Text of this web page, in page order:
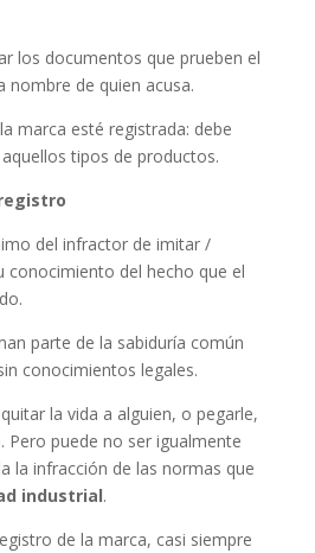
los documentos que prueben el
nombre de quien acusa.
marca esté registrada: debe
tipos de productos.
del infractor de imitar /
conocimiento del hecho que el
parte de la sabiduría común
conocimientos legales.
la vida a alguien, o pegarle,
Pero puede no ser igualmente
la infracción de las normas que
industrial.
de la marca, casi siempre